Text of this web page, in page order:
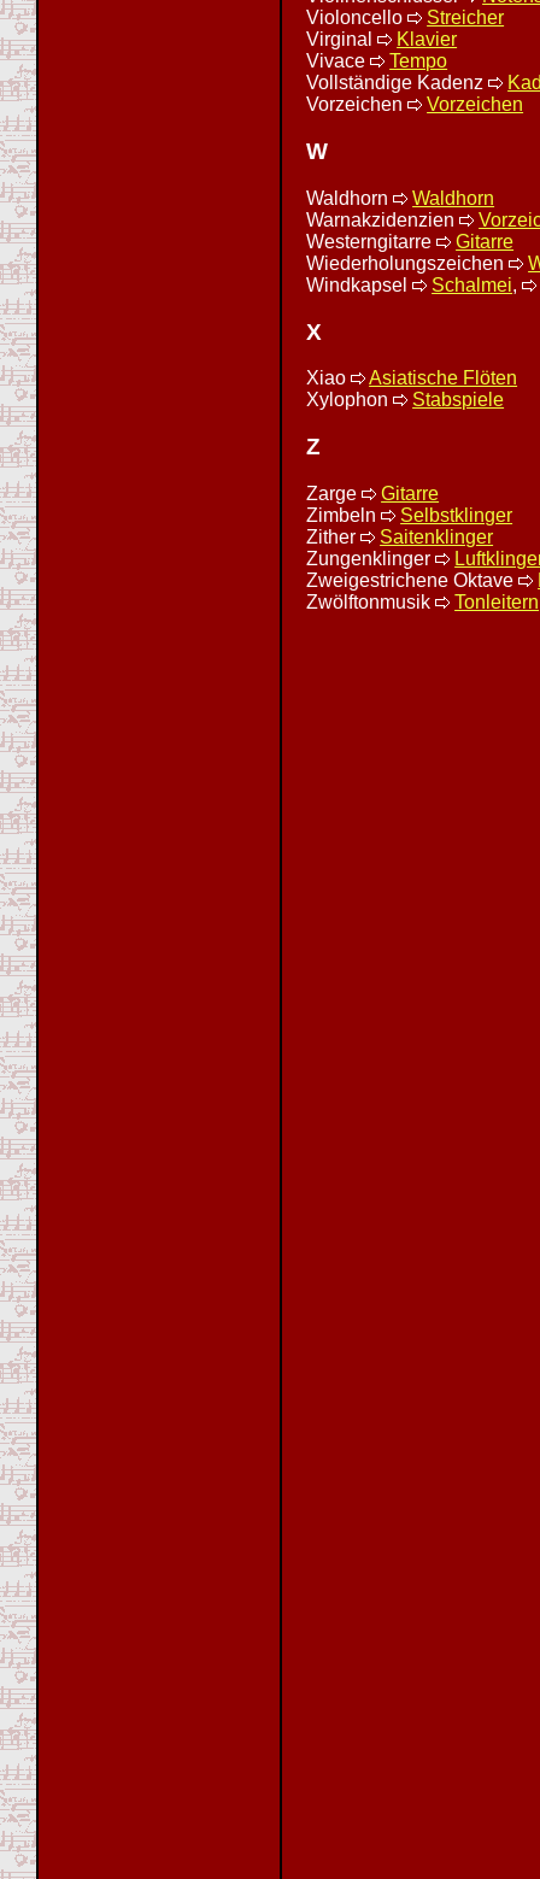
Violoncello
Streicher
Virginal
Klavier
Vivace
Tempo
Vollständige Kadenz
Vorzeichen
Vorzeichen
W
Waldhorn
Waldhorn
Warnakzidenzien
Westerngitarre
Gitarre
Wiederholungszeichen
Windkapsel
Schalmei,
X
Xiao
Asiatische Flöten
Xylophon
Stabspiele
Z
Zarge
Gitarre
Zimbeln
Selbstklinger
Zither
Saitenklinger
Zungenklinger
Zweigestrichene Oktave
Zwölftonmusik
Tonleitern